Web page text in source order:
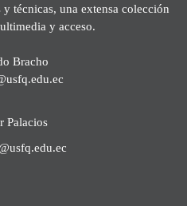
técnicas, una extensa colección
y acceso.
Bracho
Palacios